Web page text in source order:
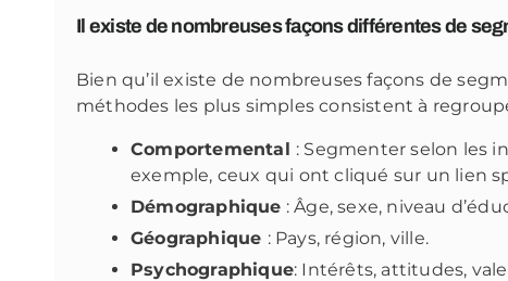
Il existe de nombreuses façons différentes de
Bien qu’il existe de nombreuses façons de
méthodes les plus simples consistent à
Comportemental : Segmenter selon les
exemple, ceux qui ont cliqué sur un lien
Démographique : Âge, sexe, niveau
Géographique : Pays, région, ville.
Psychographique: Intérêts, attitudes,